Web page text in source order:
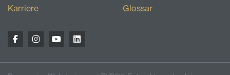
Karriere
Glossar